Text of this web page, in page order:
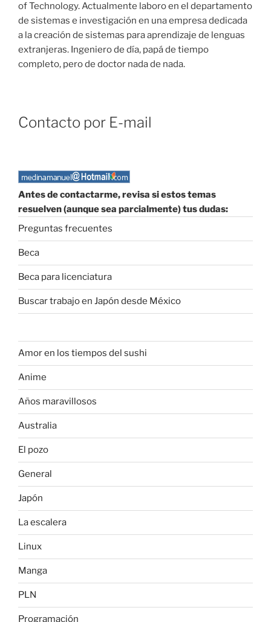
of Technology. Actualmente laboro en el departamento
de sistemas e investigación en una empresa dedicada
a la creación de sistemas para aprendizaje de lenguas
extranjeras. Ingeniero de día, papá de tiempo
completo, pero de doctor nada de nada.
Contacto por E-mail
Antes de contactarme, revisa si estos temas
resuelven (aunque sea parcialmente) tus dudas:
Preguntas frecuentes
Beca
Beca para licenciatura
Buscar trabajo en Japón desde México
Amor en los tiempos del sushi
Anime
Años maravillosos
Australia
El pozo
General
Japón
La escalera
Linux
Manga
PLN
Programación